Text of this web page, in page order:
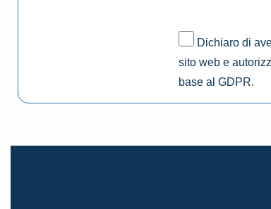
Dichiaro di
sito web e
base al GDPR.